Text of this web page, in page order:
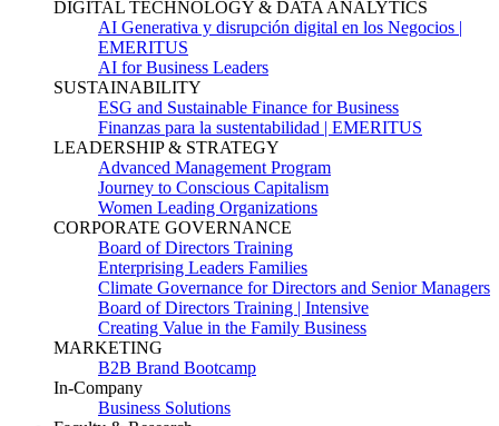
DIGITAL TECHNOLOGY & DATA ANALYTICS
AI Generativa y disrupción digital en los Negocios |
EMERITUS
AI for Business Leaders
SUSTAINABILITY
ESG and Sustainable Finance for Business
Finanzas para la sustentabilidad | EMERITUS
LEADERSHIP & STRATEGY
Advanced Management Program
Journey to Conscious Capitalism
Women Leading Organizations
CORPORATE GOVERNANCE
Board of Directors Training
Enterprising Leaders Families
Climate Governance for Directors and Senior Managers
Board of Directors Training | Intensive
Creating Value in the Family Business
MARKETING
B2B Brand Bootcamp
In-Company
Business Solutions